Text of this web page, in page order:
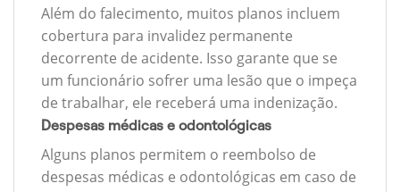
Além do falecimento, muitos planos incluem
cobertura para invalidez permanente
decorrente de acidente. Isso garante que se
um funcionário sofrer uma lesão que o impeça
de trabalhar, ele receberá uma indenização.
Despesas médicas e odontológicas
Alguns planos permitem o reembolso de
despesas médicas e odontológicas em caso de